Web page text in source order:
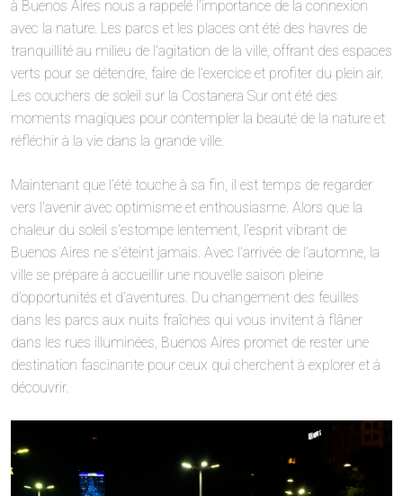
à Buenos Aires nous a rappelé l’importance de la connexion
avec la nature. Les parcs et les places ont été des havres de
tranquillité au milieu de l’agitation de la ville, offrant des espaces
verts pour se détendre, faire de l’exercice et profiter du plein air.
Les couchers de soleil sur la Costanera Sur ont été des
moments magiques pour contempler la beauté de la nature et
réfléchir à la vie dans la grande ville.
Maintenant que l’été touche à sa fin, il est temps de regarder
vers l’avenir avec optimisme et enthousiasme. Alors que la
chaleur du soleil s’estompe lentement, l’esprit vibrant de
Buenos Aires ne s’éteint jamais. Avec l’arrivée de l’automne, la
ville se prépare à accueillir une nouvelle saison pleine
d’opportunités et d’aventures. Du changement des feuilles
dans les parcs aux nuits fraîches qui vous invitent à flâner
dans les rues illuminées, Buenos Aires promet de rester une
destination fascinante pour ceux qui cherchent à explorer et à
découvrir.